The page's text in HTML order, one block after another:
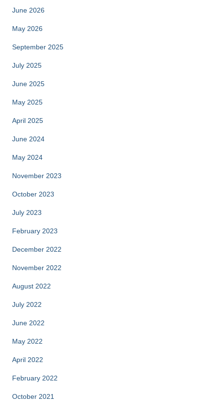
June 2026
May 2026
September 2025
July 2025
June 2025
May 2025
April 2025
June 2024
May 2024
November 2023
October 2023
July 2023
February 2023
December 2022
November 2022
August 2022
July 2022
June 2022
May 2022
April 2022
February 2022
October 2021